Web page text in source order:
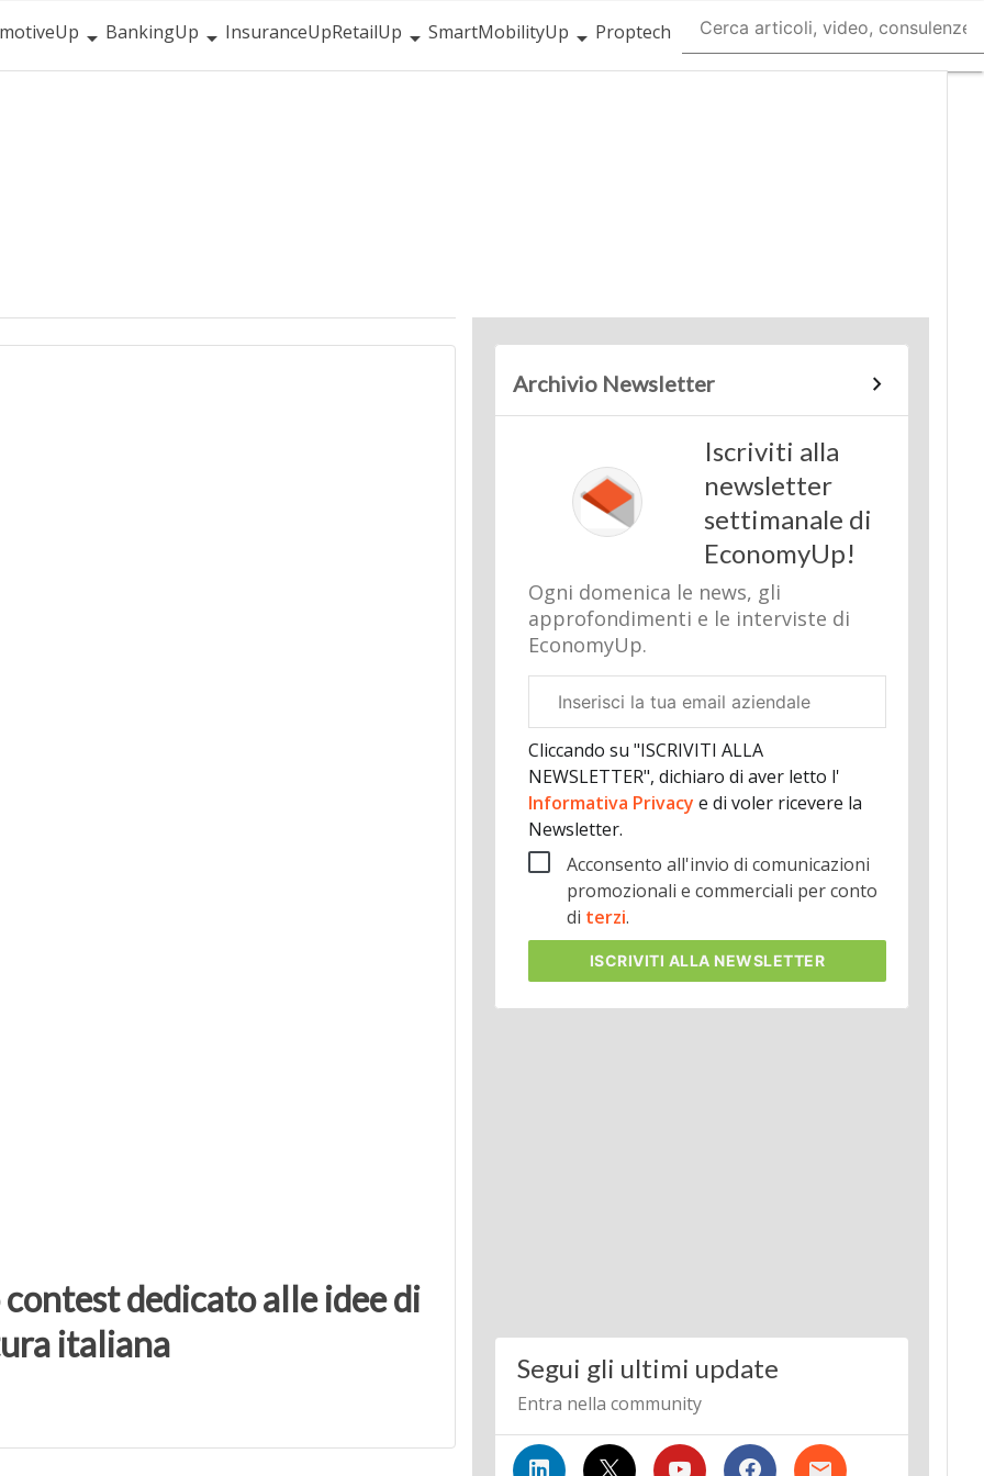
BankingUp InsuranceUpRetailUp SmartMobilityUp Proptech
dedicato alle idee di
italiana
Archivio Newsletter
Iscriviti alla
newsletter
settimanale di
EconomyUp!
Ogni domenica le news, gli
approfondimenti e le interviste di
EconomyUp.
aziendale
Cliccando su "ISCRIVITI ALLA
NEWSLETTER", dichiaro di aver letto l'
Informativa Privacy e di voler ricevere la
Newsletter.
Acconsento all'invio di comunicazioni
promozionali e commerciali per conto
di terzi.
ISCRIVITI ALLA NEWSLETTER
Segui gli ultimi update
Entra nella community